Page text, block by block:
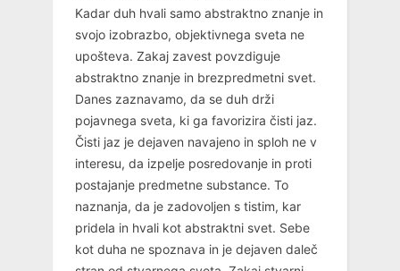
Kadar duh hvali samo abstraktno znanje in
svojo izobrazbo, objektivnega sveta ne
upošteva. Zakaj zavest povzdiguje
abstraktno znanje in brezpredmetni svet.
Danes zaznavamo, da se duh drži
pojavnega sveta, ki ga favorizira čisti jaz.
Čisti jaz je dejaven navajeno in sploh ne v
interesu, da izpelje posredovanje in proti
postajanje predmetne substance. To
naznanja, da je zadovoljen s tistim, kar
pridela in hvali kot abstraktni svet. Sebe
kot duha ne spoznava in je dejaven daleč